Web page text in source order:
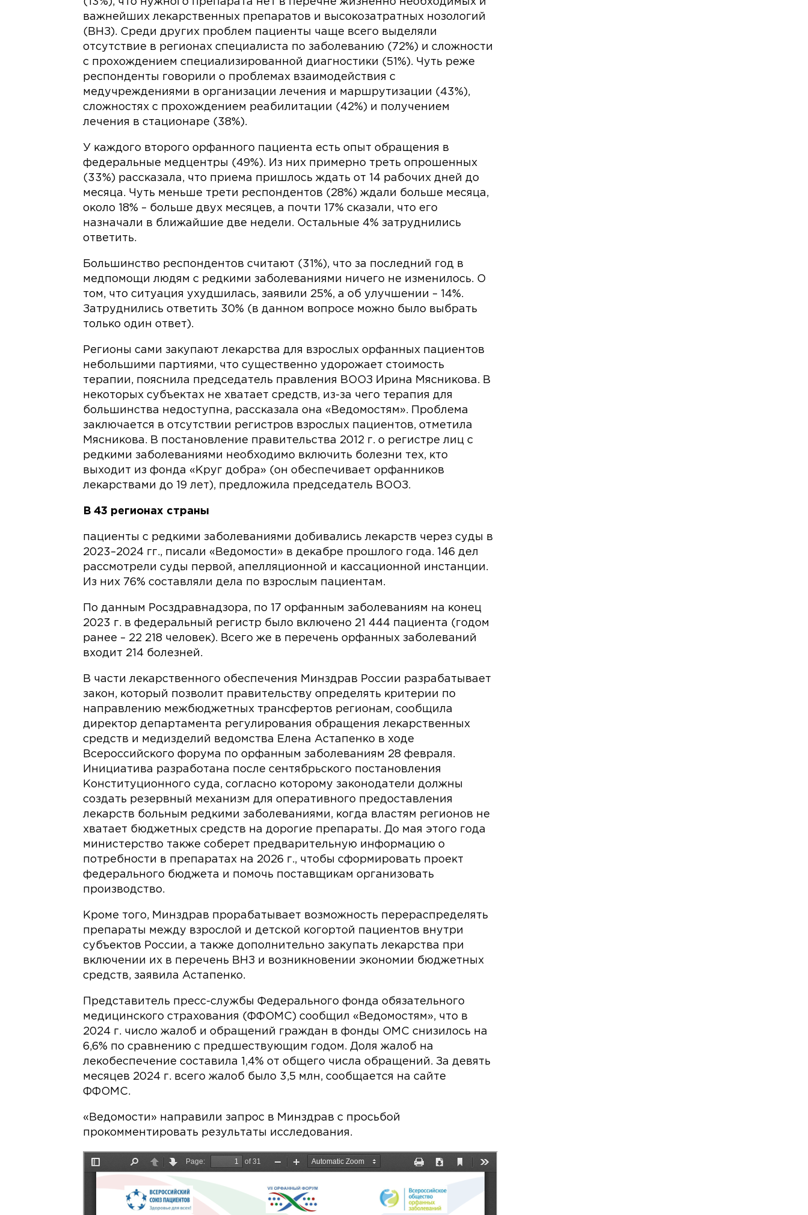
важнейших лекарственных препаратов и высокозатратных нозологий
(ВНЗ). Среди других проблем пациенты чаще всего выделяли
отсутствие в регионах специалиста по заболеванию (72%) и сложности
с прохождением специализированной диагностики (51%). Чуть реже
респонденты говорили о проблемах взаимодействия с
медучреждениями в организации лечения и маршрутизации (43%),
сложностях с прохождением реабилитации (42%) и получением
лечения в стационаре (38%).
У каждого второго орфанного пациента есть опыт обращения в
федеральные медцентры (49%). Из них примерно треть опрошенных
(33%) рассказала, что приема пришлось ждать от 14 рабочих дней до
месяца. Чуть меньше трети респондентов (28%) ждали больше месяца,
около 18% – больше двух месяцев, а почти 17% сказали, что его
назначали в ближайшие две недели. Остальные 4% затруднились
ответить.
Большинство респондентов считают (31%), что за последний год в
медпомощи людям с редкими заболеваниями ничего не изменилось. О
том, что ситуация ухудшилась, заявили 25%, а об улучшении – 14%.
Затруднились ответить 30% (в данном вопросе можно было выбрать
только один ответ).
Регионы сами закупают лекарства для взрослых орфанных пациентов
небольшими партиями, что существенно удорожает стоимость
терапии, пояснила председатель правления ВООЗ Ирина Мясникова. В
некоторых субъектах не хватает средств, из-за чего терапия для
большинства недоступна, рассказала она «Ведомостям». Проблема
заключается в отсутствии регистров взрослых пациентов, отметила
Мясникова. В постановление правительства 2012 г. о регистре лиц с
редкими заболеваниями необходимо включить болезни тех, кто
выходит из фонда «Круг добра» (он обеспечивает орфанников
лекарствами до 19 лет), предложила председатель ВООЗ.
В 43 регионах страны
пациенты с редкими заболеваниями добивались лекарств через суды в
2023–2024 гг., писали «Ведомости» в декабре прошлого года. 146 дел
рассмотрели суды первой, апелляционной и кассационной инстанции.
Из них 76% составляли дела по взрослым пациентам.
По данным Росздравнадзора, по 17 орфанным заболеваниям на конец
2023 г. в федеральный регистр было включено 21 444 пациента (годом
ранее – 22 218 человек). Всего же в перечень орфанных заболеваний
входит 214 болезней.
В части лекарственного обеспечения Минздрав России разрабатывает
закон, который позволит правительству определять критерии по
направлению межбюджетных трансфертов регионам, сообщила
директор департамента регулирования обращения лекарственных
средств и медизделий ведомства Елена Астапенко в ходе
Всероссийского форума по орфанным заболеваниям 28 февраля.
Инициатива разработана после сентябрьского постановления
Конституционного суда, согласно которому законодатели должны
создать резервный механизм для оперативного предоставления
лекарств больным редкими заболеваниями, когда властям регионов не
хватает бюджетных средств на дорогие препараты. До мая этого года
министерство также соберет предварительную информацию о
потребности в препаратах на 2026 г., чтобы сформировать проект
федерального бюджета и помочь поставщикам организовать
производство.
Кроме того, Минздрав прорабатывает возможность перераспределять
препараты между взрослой и детской когортой пациентов внутри
субъектов России, а также дополнительно закупать лекарства при
включении их в перечень ВНЗ и возникновении экономии бюджетных
средств, заявила Астапенко.
Представитель пресс-службы Федерального фонда обязательного
медицинского страхования (ФФОМС) сообщил «Ведомостям», что в
2024 г. число жалоб и обращений граждан в фонды ОМС снизилось на
6,6% по сравнению с предшествующим годом. Доля жалоб на
лекобеспечение составила 1,4% от общего числа обращений. За девять
месяцев 2024 г. всего жалоб было 3,5 млн, сообщается на сайте
ФФОМС.
«Ведомости» направили запрос в Минздрав с просьбой
прокомментировать результаты исследования.